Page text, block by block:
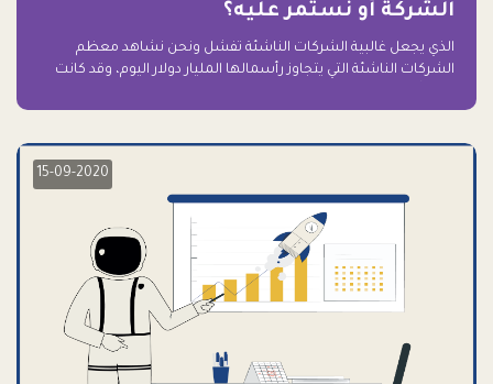
الشركة أو نستمر عليه؟
الذي يجعل غالبية الشركات الناشئة تفشل ونحن نشاهد معظم
الشركات الناشئة التي يتجاوز رأسمالها المليار دولار اليوم، وقد كانت
15-09-2020